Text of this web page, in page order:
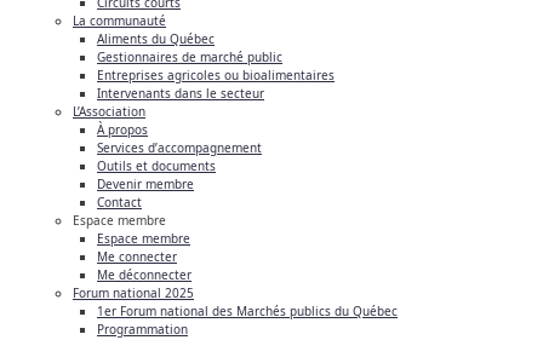
La communauté
Aliments du Québec
Gestionnaires de marché public
Entreprises agricoles ou bioalimentaires
Intervenants dans le secteur
L’Association
À propos
Services d’accompagnement
Outils et documents
Devenir membre
Contact
Espace membre
Espace membre
Me connecter
Me déconnecter
Forum national 2025
1er Forum national des Marchés publics du Québec
Programmation